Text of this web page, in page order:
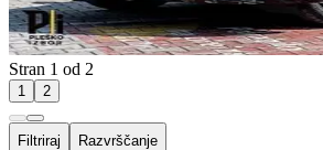
Stran 1 od 2
1 2
Filtriraj Razvrščanje